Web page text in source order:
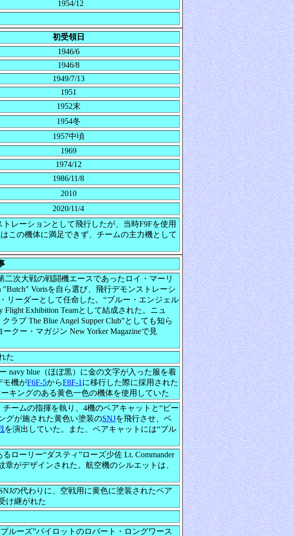
1954/12
初受領日
1946/6
1946/8
1949/7/13
1951
1952末
1954冬
1957中頃
1969
1974/12
1986/11/8
2010
2020/11/4
レーションとして飛行したが、当時F9Fを使用
この機体に満足できず、チームの主力機として
二次大戦の戦闘機エースであったロイ・マーリ
"Butch" Vorisを自ら選び、飛行デモンストレーシ
リーダーとして任命した。“ブルー・エンジェル
Exhibition Teamとして結成された。ニュ
ブ The Blue Angel Supper Club”としても知ら
クー・マガジン New Yorker Magazineで見
た
navy blue（ほぼ黒）に金の文字が入った服を着
モ機がF6F-5からF8F-1 に移行した際に採用された
キングのある黄色一色の機体を使用していた
ームの指揮を執り、4機のベアキャットと“ビー
グが施された黄色い塗装のSNJを飛行させ、ベ
を演出していた。また、ベアキャットには“ブル
ローリー“ダスティ”ローズ少佐 Lt. Commander
章がデザインされた。航空機のシルエットは、
の代わりに、空戦用に黄色に塗装されたベア
け継がれた
ルーズ”パイロットのロバート・ロングワース